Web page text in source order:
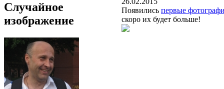
Случайное
изображение
Появились первые
скоро их будет больше!